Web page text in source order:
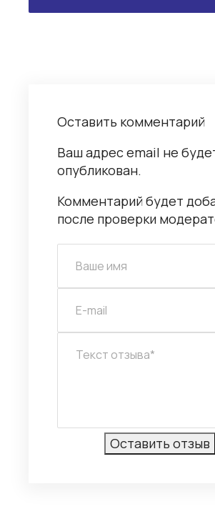
Оставить комментарий
Ваш адрес email не
опубликован.
Комментарий будет
после проверки